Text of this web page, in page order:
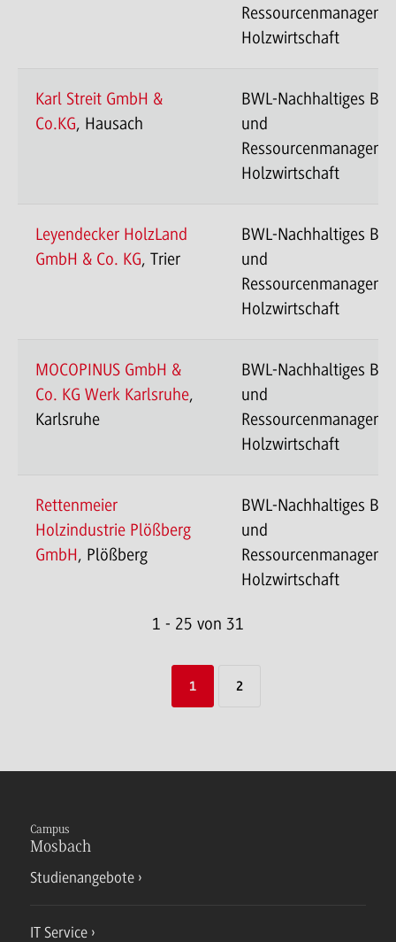
Holzwirtschaft
Karl Streit GmbH &
Co.KG, Hausach
BWL-Nachhaltiges
und
Holzwirtschaft
Leyendecker HolzLand
GmbH & Co. KG, Trier
BWL-Nachhaltiges
und
Holzwirtschaft
MOCOPINUS GmbH &
Co. KG Werk Karlsruhe,
Karlsruhe
BWL-Nachhaltiges
und
Holzwirtschaft
Rettenmeier
Holzindustrie Plößberg
GmbH, Plößberg
BWL-Nachhaltiges
und
Holzwirtschaft
1 - 25 von 31
1 2
Campus
Mosbach
Studienangebote
IT Service